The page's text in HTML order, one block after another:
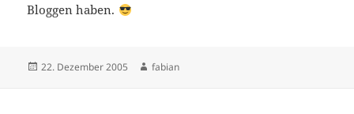
Bloggen haben.
Veröffentlicht
22. Dezember 2005 Autor
fabian